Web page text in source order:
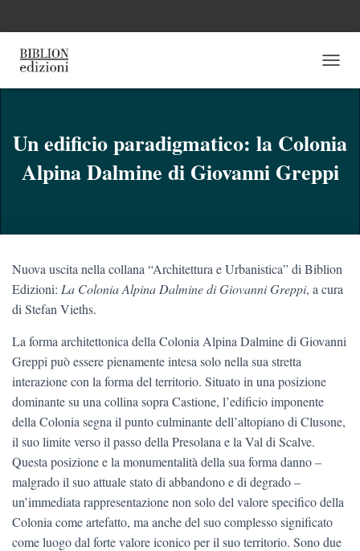
A
A
Z
I
G
G
Un edificio paradigmatico: la Colonia
Alpina Dalmine di Giovanni Greppi
Nuova uscita nella collana “Architettura e Urbanistica” di Biblion
Edizioni: La Colonia Alpina Dalmine di Giovanni Greppi, a cura
di Stefan Vieths.
La forma architettonica della Colonia Alpina Dalmine di Giovanni
Greppi può essere pienamente intesa solo nella sua stretta
interazione con la forma del territorio. Situato in una posizione
dominante su una collina sopra Castione, l’edificio imponente
della Colonia segna il punto culminante dell’altopiano di Clusone,
il suo limite verso il passo della Presolana e la Val di Scalve.
Questa posizione e la monumentalità della sua forma danno –
malgrado il suo attuale stato di abbandono e di degrado –
un’immediata rappresentazione non solo del valore specifico della
Colonia come artefatto, ma anche del suo complesso significato
come luogo dal forte valore iconico per il suo territorio. Sono due